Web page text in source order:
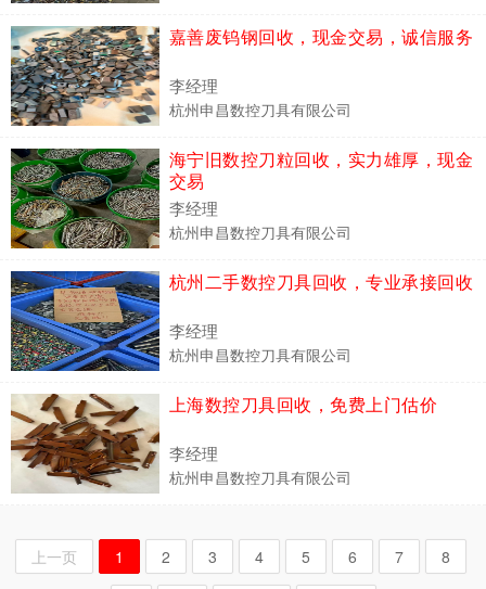
嘉善废钨钢回收，现金交易，诚信服务
李经理
杭州申昌数控刀具有限公司
海宁旧数控刀粒回收，实力雄厚，现金
交易
李经理
杭州申昌数控刀具有限公司
杭州二手数控刀具回收，专业承接回收
李经理
杭州申昌数控刀具有限公司
上海数控刀具回收，免费上门估价
李经理
杭州申昌数控刀具有限公司
上一页 1 2 3 4 5 6 7 8